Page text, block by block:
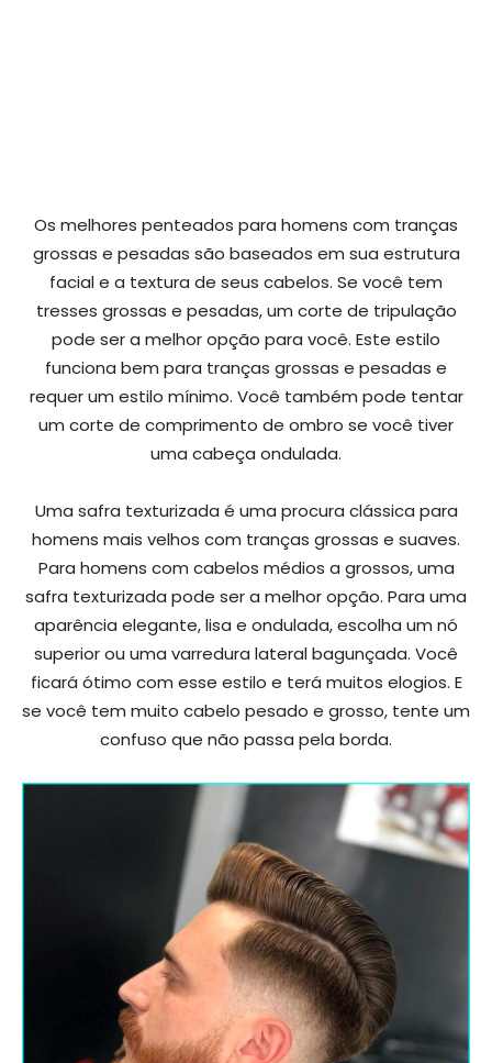
Os melhores penteados para homens com tranças
grossas e pesadas são baseados em sua estrutura
facial e a textura de seus cabelos. Se você tem
tresses grossas e pesadas, um corte de tripulação
pode ser a melhor opção para você. Este estilo
funciona bem para tranças grossas e pesadas e
requer um estilo mínimo. Você também pode tentar
um corte de comprimento de ombro se você tiver
uma cabeça ondulada.
Uma safra texturizada é uma procura clássica para
homens mais velhos com tranças grossas e suaves.
Para homens com cabelos médios a grossos, uma
safra texturizada pode ser a melhor opção. Para uma
aparência elegante, lisa e ondulada, escolha um nó
superior ou uma varredura lateral bagunçada. Você
ficará ótimo com esse estilo e terá muitos elogios. E
se você tem muito cabelo pesado e grosso, tente um
confuso que não passa pela borda.